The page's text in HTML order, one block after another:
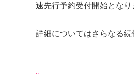
速先行予約受付開始となり
詳細についてはさらなる続